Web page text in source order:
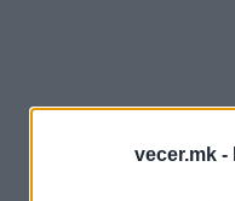
vecer.mk -